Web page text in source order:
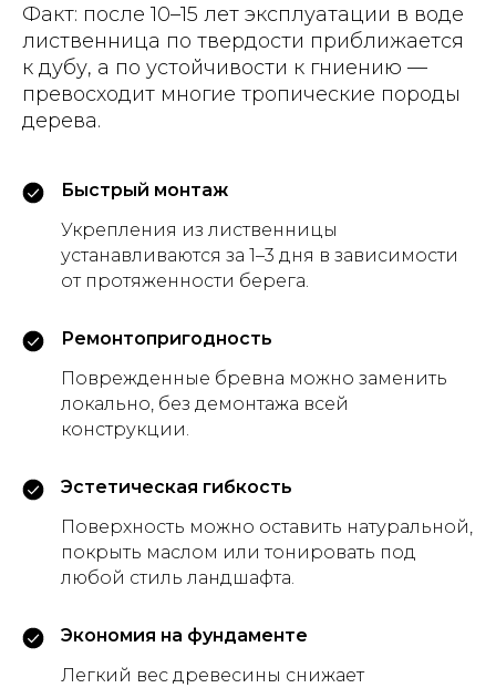
Факт: после 10–15 лет эксплуатации в воде
лиственница по твердости приближается
к дубу, а по устойчивости к гниению —
превосходит многие тропические породы
дерева.
Быстрый монтаж
Укрепления из лиственницы
устанавливаются за 1–3 дня в зависимости
от протяженности берега.
Ремонтопригодность
Поврежденные бревна можно заменить
локально, без демонтажа всей
конструкции.
Эстетическая гибкость
Поверхность можно оставить натуральной,
покрыть маслом или тонировать под
любой стиль ландшафта.
Экономия на фундаменте
Легкий вес древесины снижает